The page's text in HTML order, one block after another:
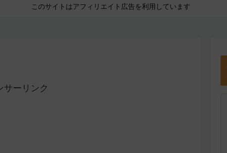
このサイトはアフィリエイト広告を利用しています
サーリンク